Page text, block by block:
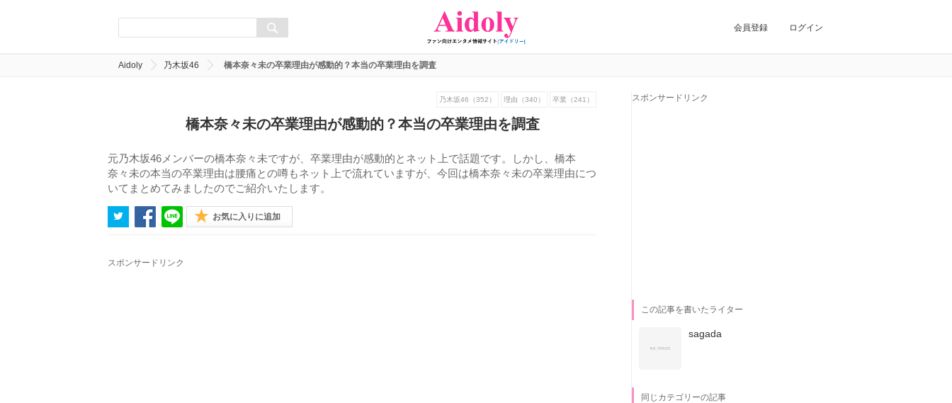
会員登録 ログイン
Aidoly 乃木坂46 橋本奈々未の卒業理由が感動的？本当の卒業理由を調査
乃木坂46（352） 理由（340） 卒業（241）
橋本奈々未の卒業理由が感動的？本当の卒業理由を調査
元乃木坂46メンバーの橋本奈々未ですが、卒業理由が感動的とネット上で話題です。しかし、橋本
奈々未の本当の卒業理由は腰痛との噂もネット上で流れていますが、今回は橋本奈々未の卒業理由につ
いてまとめてみましたのでご紹介いたします。
お気に入りに追加
スポンサードリンク
スポンサードリンク
この記事を書いたライター
sagada
同じカテゴリーの記事